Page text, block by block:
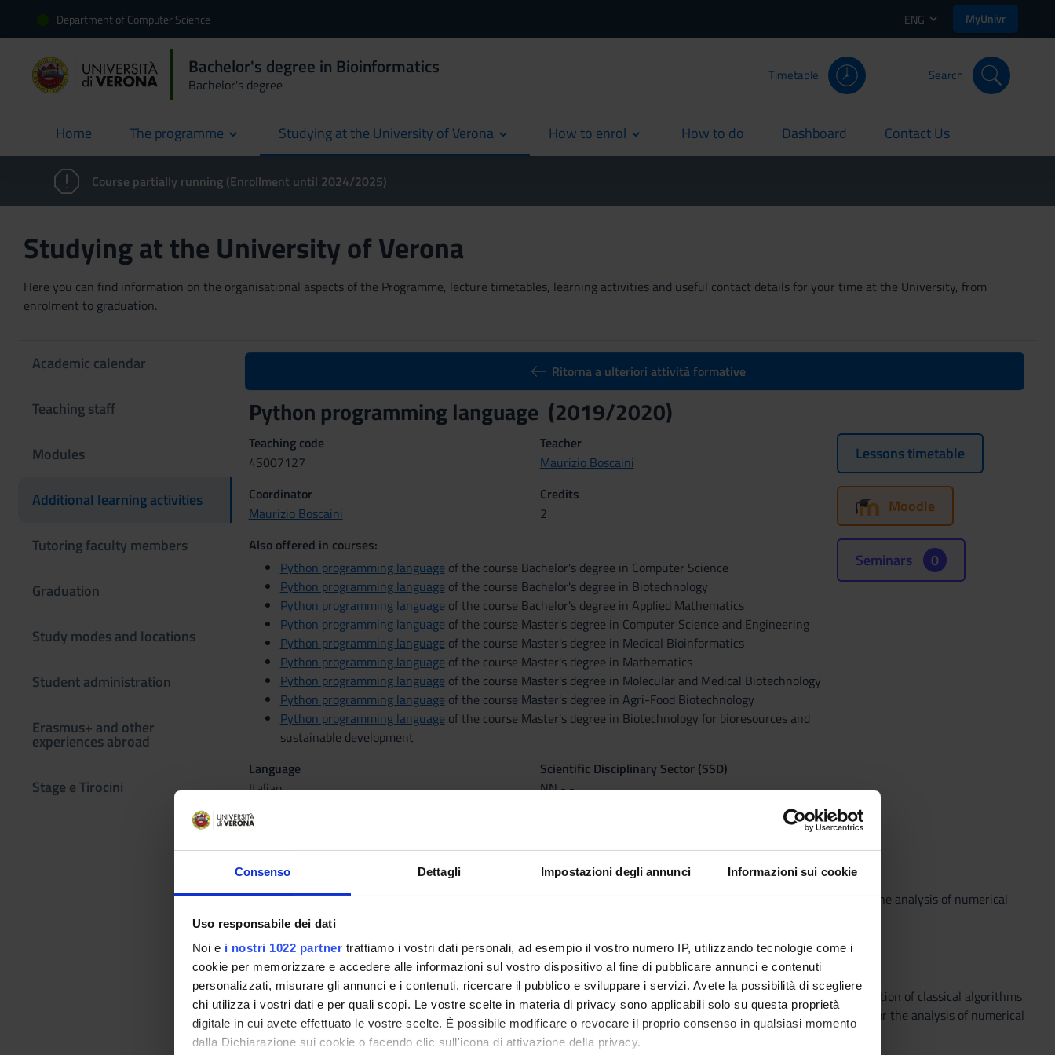
Consenso Dettagli Impostazioni degli annunci Informazioni sui cookie
Uso responsabile dei dati
Noi e i nostri 1022 partner trattiamo i vostri dati personali, ad esempio il vostro numero IP, utilizzando tecnologie come i
cookie per memorizzare e accedere alle informazioni sul vostro dispositivo al fine di pubblicare annunci e contenuti
personalizzati, misurare gli annunci e i contenuti, ricercare il pubblico e sviluppare i servizi. Avete la possibilità di scegliere
chi utilizza i vostri dati e per quali scopi. Le vostre scelte in materia di privacy sono applicabili solo su questa proprietà
digitale in cui avete effettuato le vostre scelte. È possibile modificare o revocare il proprio consenso in qualsiasi momento
dalla Dichiarazione sui cookie o facendo clic sull'icona di attivazione della privacy.
Department of Computer Science ENG MyUnivr
Bachelor's degree in Bioinformatics
Bachelor's degree
Timetable Search
Home
current The programme Studying at the University of Verona How to enrol How to do
current Dashboard
current Contact Us
current
Course partially running (Enrollment until 2024/2025)
Studying at the University of Verona
Here you can find information on the organisational aspects of the Programme, lecture timetables, learning activities and useful contact details for your time at the University, from
enrolment to graduation.
Academic calendar
Teaching staff
Modules
Additional learning activities
Tutoring faculty members
Graduation
Study modes and locations
Student administration
Erasmus+ and other
experiences abroad
Stage e Tirocini
Ritorna a ulteriori attività formative
Python programming language (2019/2020)
Teaching code
4S007127
Teacher
Maurizio Boscaini
Coordinator
Maurizio Boscaini
Credits
2
Also offered in courses:
Python programming language of the course Bachelor's degree in Computer Science
Python programming language of the course Bachelor's degree in Biotechnology
Python programming language of the course Bachelor's degree in Applied Mathematics
Python programming language of the course Master's degree in Computer Science and Engineering
Python programming language of the course Master's degree in Medical Bioinformatics
Python programming language of the course Master's degree in Mathematics
Python programming language of the course Master's degree in Molecular and Medical Biotechnology
Python programming language of the course Master's degree in Agri-Food Biotechnology
Python programming language of the course Master's degree in Biotechnology for bioresources and
sustainable development
Language
Italian
Scientific Disciplinary Sector (SSD)
NN - -
Period
Lessons timetable
Moodle
Seminars 0
Learning outcomes
Acquisition of skills for basic programming in Python, with particular emphasis on the development of algorithms and the analysis of numerical
and textual data.
Program
Introduction to Python (types, data structures, conditional statements, loops, script and functions). Python implementation of classical algorithms
through assisted software production and realization of specific projects. Introduction to the use of libraries and tools for the analysis of numerical
and textual data.